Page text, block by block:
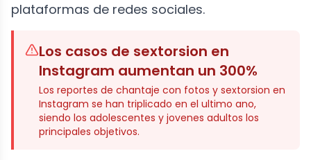
plataformas de redes sociales.
Los casos de sextorsion en
Instagram aumentan un 300%
Los reportes de chantaje con fotos y sextorsion en
Instagram se han triplicado en el ultimo ano,
siendo los adolescentes y jovenes adultos los
principales objetivos.